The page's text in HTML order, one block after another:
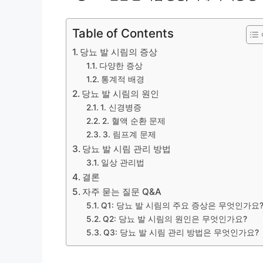
Table of Contents
당뇨 발 시림의 증상
다양한 증상
통계적 배경
당뇨 발 시림의 원인
1. 신경병증
2. 혈액 순환 문제
3. 림프계 문제
당뇨 발 시림 관리 방법
일상 관리법
결론
자주 묻는 질문 Q&A
Q1: 당뇨 발 시림의 주요 증상은 무엇인가요?
Q2: 당뇨 발 시림의 원인은 무엇인가요?
Q3: 당뇨 발 시림 관리 방법은 무엇인가요?